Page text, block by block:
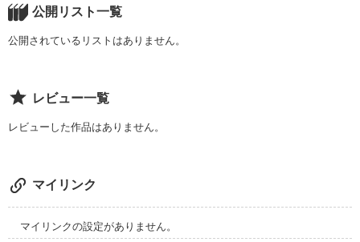
これ以上の恋なんて
ないと思った。
ううん、今でも思ってる。
貴方の幸せを願う。
私は居ないのですか。
初めての作品です。
私の初恋を綴りたいと
思っています。
公開リスト一覧
公開されているリストはありません。
レビュー一覧
レビューした作品はありません。
マイリンク
マイリンクの設定がありません。